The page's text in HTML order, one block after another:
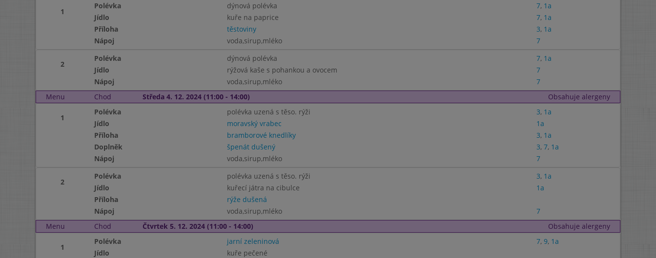
1
Polévka dýnová polévka 7, 1a
Jídlo
kuře na paprice 7, 1a
Příloha
těstoviny 3, 1a
Nápoj
voda,sirup,mléko 7
2
Polévka dýnová polévka 7, 1a
Jídlo
rýžová kaše s pohankou a ovocem
7
Nápoj
voda,sirup,mléko
7
Menu
Chod Středa 4. 12. 2024 (11:00 - 14:00) Obsahuje alergeny
1
Polévka polévka uzená s těso. rýži 3, 1a
Jídlo
moravský vrabec
1a
Příloha
bramborové knedlíky 3, 1a
Doplněk
špenát dušený 3, 7, 1a
Nápoj
voda,sirup,mléko 7
2
Polévka polévka uzená s těso. rýži 3, 1a
Jídlo
kuřecí játra na cibulce
1a
Příloha
rýže dušená
Nápoj
voda,sirup,mléko
7
Menu
Chod Čtvrtek 5. 12. 2024 (11:00 - 14:00) Obsahuje alergeny
1
Polévka jarní zeleninová 7, 9, 1a
Jídlo
kuře pečené